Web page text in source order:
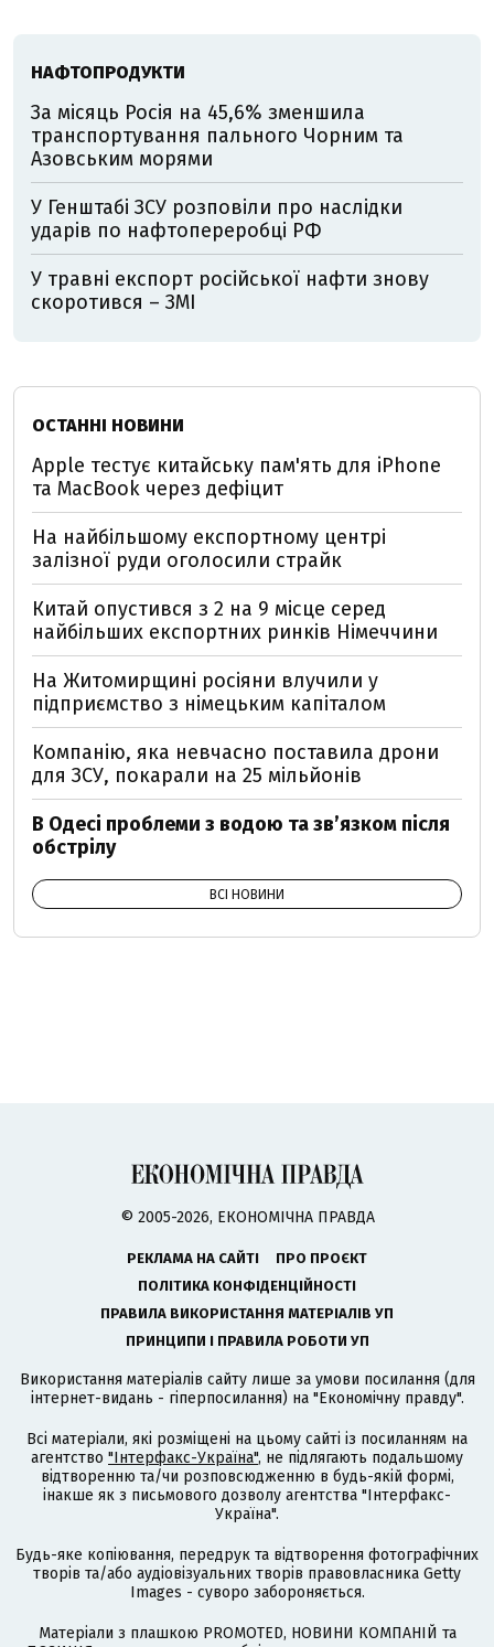
НАФТОПРОДУКТИ
За місяць Росія на 45,6% зменшила
транспортування пального Чорним та
Азовським морями
У Генштабі ЗСУ розповіли про наслідки
ударів по нафтопереробці РФ
У травні експорт російської нафти знову
скоротився – ЗМІ
ОСТАННІ НОВИНИ
Apple тестує китайську пам'ять для iPhone
та MacBook через дефіцит
На найбільшому експортному центрі
залізної руди оголосили страйк
Китай опустився з 2 на 9 місце серед
найбільших експортних ринків Німеччини
На Житомирщині росіяни влучили у
підприємство з німецьким капіталом
Компанію, яка невчасно поставила дрони
для ЗСУ, покарали на 25 мільйонів
В Одесі проблеми з водою та звʼязком після
обстрілу
ВСІ НОВИНИ
© 2005-2026, ЕКОНОМІЧНА ПРАВДА
РЕКЛАМА НА САЙТІ
ПРО ПРОЄКТ
ПОЛІТИКА КОНФІДЕНЦІЙНОСТІ
ПРАВИЛА ВИКОРИСТАННЯ МАТЕРІАЛІВ УП
ПРИНЦИПИ І ПРАВИЛА РОБОТИ УП
Використання матеріалів сайту лише за умови посилання (для
інтернет-видань - гіперпосилання) на "Економічну правду".
Всі матеріали, які розміщені на цьому сайті із посиланням на
агентство "Інтерфакс-Україна", не підлягають подальшому
відтворенню та/чи розповсюдженню в будь-якій формі,
інакше як з письмового дозволу агентства "Інтерфакс-
Україна".
Будь-яке копіювання, передрук та відтворення фотографічних
творів та/або аудіовізуальних творів правовласника Getty
Images - суворо забороняється.
Матеріали з плашкою PROMOTED, НОВИНИ КОМПАНІЙ та